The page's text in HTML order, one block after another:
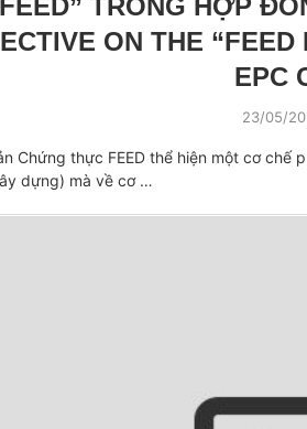
FEED” TRONG HỢP
ON THE
EPC
23/05/
Chứng thực FEED thể hiện một cơ chế
dựng) mà về cơ …